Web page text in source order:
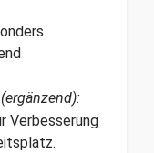
Verbesserung